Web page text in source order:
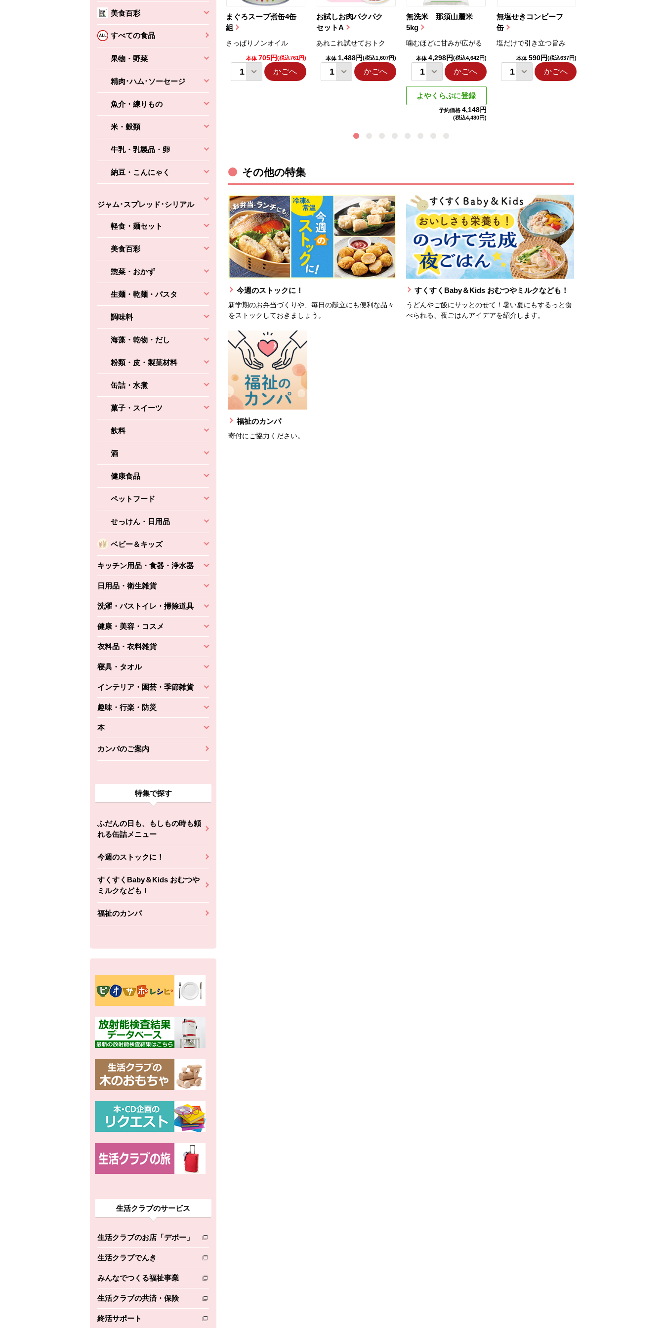
美食百彩
すべての食品
果物・野菜
精肉･ハム･ソーセージ
魚介・練りもの
米・穀類
牛乳・乳製品・卵
納豆・こんにゃく
ジャム･スプレッド･シリアル
軽食・麺セット
美食百彩
惣菜・おかず
生麺・乾麺・パスタ
調味料
海藻・乾物・だし
粉類・皮・製菓材料
缶詰・水煮
菓子・スイーツ
飲料
酒
健康食品
ペットフード
せっけん・日用品
ベビー＆キッズ
キッチン用品・食器・浄水器
日用品・衛生雑貨
洗濯・バストイレ・掃除道具
健康・美容・コスメ
衣料品・衣料雑貨
寝具・タオル
インテリア・園芸・季節雑貨
趣味・行楽・防災
本
カンパのご案内
特集で探す
ふだんの日も、もしもの時も頼
れる缶詰メニュー
今週のストックに！
すくすくBaby＆Kids おむつや
ミルクなども！
福祉のカンパ
生活クラブのサービス
生活クラブのお店「デポー」
別のウィンドウで開きます。
生活クラブでんき
別のウィンドウで開きます。
みんなでつくる福祉事業
別のウィンドウで開きます。
生活クラブの共済・保険
別のウィンドウで開きます。
終活サポート
別のウィンドウで開きます。
まぐろスープ煮缶4缶
組
さっぱりノンオイル
本体 705円(税込761円)
かごへ
お試しお肉パクパク
セットA
あれこれ試せておトク
本体 1,488円(税込1,607円)
かごへ
無洗米 那須山麓米
5kg
噛むほどに甘みが広がる
本体 4,298円(税込4,642円)
かごへ
よやくらぶに登録
予約価格 4,148円
(税込4,480円)
無塩せきコンビーフ
缶
塩だけで引き立つ旨み
本体 590円(税込637円)
かごへ
ちょこっと揚げ（香
えびの風味がぶわっ！
(税込356円)
かごへ
バルサミコ
コク深くフルーティー
本体2,160円(税込2,333円)
かごへ
その他の特集
今週のストックに！
新学期のお弁当づくりや、毎日の献立にも便利な品々
をストックしておきましょう。
すくすくBaby＆Kids おむつやミルクなども！
うどんやご飯にサッとのせて！暑い夏にもするっと食
べられる、夜ごはんアイデアを紹介します。
福祉のカンパ
寄付にご協力ください。